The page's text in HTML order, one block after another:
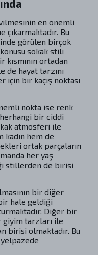
en önemli
çıkarmaktadır. Bu
görülen birçok
sokak stili
ortadan
de hayat tarzını
bir kaçış noktası
nokta ise renk
herhangi bir ciddi
atmosferi ile
kadın hem de
ortak parçaların
her yaş
stillerden de birisi
bir diğer
hale geldiği
Diğer bir
giyim tarzları ile
birisi olmaktadır. Bu